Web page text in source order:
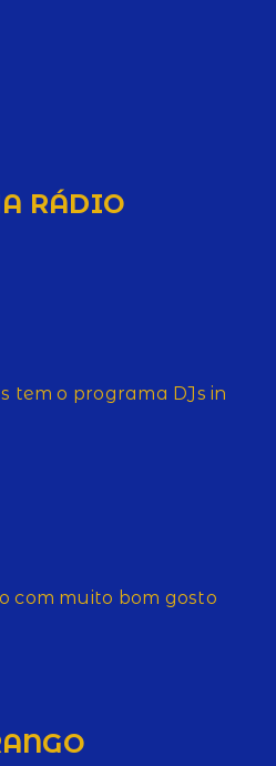
RÁDIO
tem o programa DJs in
com muito bom gosto